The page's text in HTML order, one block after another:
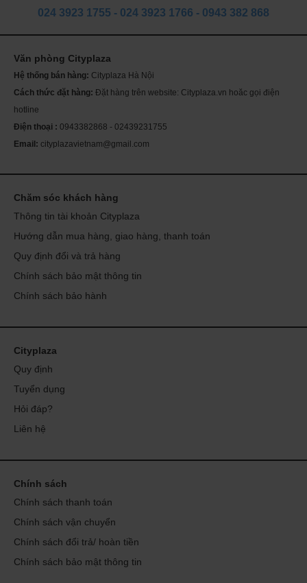
024 3923 1755 - 024 3923 1766 - 0943 382 868
Văn phòng Cityplaza
Hệ thống bán hàng: Cityplaza Hà Nội
Cách thức đặt hàng: Đặt hàng trên website: Cityplaza.vn hoăc gọi điện
hotline
Điện thoại : 0943382868 - 02439231755
Email: cityplazavietnam@gmail.com
Chăm sóc khách hàng
Thông tin tài khoản Cityplaza
Hướng dẫn mua hàng, giao hàng, thanh toán
Quy định đổi và trả hàng
Chính sách bảo mật thông tin
Chính sách bảo hành
Cityplaza
Quy định
Tuyển dụng
Hỏi đáp?
Liên hệ
Chính sách
Chính sách thanh toán
Chính sách vận chuyển
Chính sách đổi trả/ hoàn tiền
Chính sách bảo mật thông tin